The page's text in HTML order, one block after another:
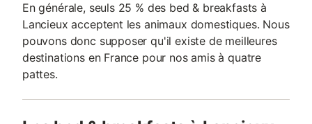
En générale, seuls 25 % des bed & breakfasts à
Lancieux acceptent les animaux domestiques. Nous
pouvons donc supposer qu'il existe de meilleures
destinations en France pour nos amis à quatre
pattes.